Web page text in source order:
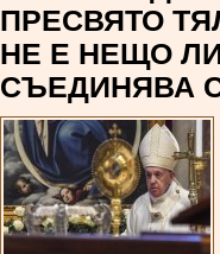
ПРЕСВЯТО
НЕ Е НЕЩО
СЪЕДИНЯВА